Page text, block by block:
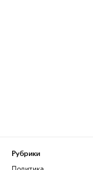
Рубрики
Политика